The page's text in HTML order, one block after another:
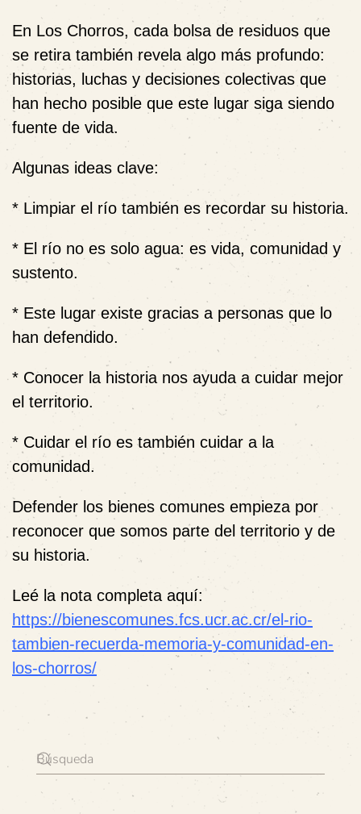
En Los Chorros, cada bolsa de residuos que
se retira también revela algo más profundo:
historias, luchas y decisiones colectivas que
han hecho posible que este lugar siga siendo
fuente de vida.
Algunas ideas clave:
* Limpiar el río también es recordar su historia.
* El río no es solo agua: es vida, comunidad y
sustento.
* Este lugar existe gracias a personas que lo
han defendido.
* Conocer la historia nos ayuda a cuidar mejor
el territorio.
* Cuidar el río es también cuidar a la
comunidad.
Defender los bienes comunes empieza por
reconocer que somos parte del territorio y de
su historia.
Leé la nota completa aquí:
https://bienescomunes.fcs.ucr.ac.cr/el-rio-
tambien-recuerda-memoria-y-comunidad-en-
los-chorros/